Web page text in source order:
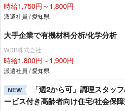
時給1,750円～1,800円
派遣社員 / 愛知県
大手企業で有機材料分析/化学分析
WDB株式会社
時給1,800円～1,900円
派遣社員 / 愛知県
NEW
「週2から可」調理スタッ
ービス付き高齢者向け住宅/社会保